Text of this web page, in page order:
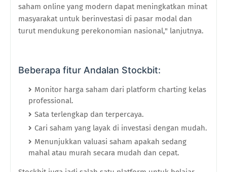
saham online yang modern dapat meningkatkan minat
masyarakat untuk berinvestasi di pasar modal dan
turut mendukung perekonomian nasional," lanjutnya.
Beberapa fitur Andalan Stockbit:
Monitor harga saham dari platform charting kelas
professional.
Sata terlengkap dan terpercaya.
Cari saham yang layak di investasi dengan mudah.
Menunjukkan valuasi saham apakah sedang
mahal atau murah secara mudah dan cepat.